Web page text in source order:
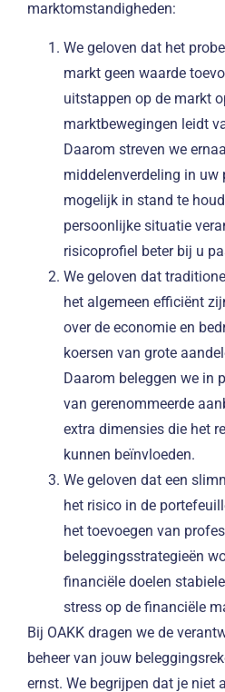
marktomstandigheden:
We geloven dat het
markt geen waarde
uitstappen op de markt
marktbewegingen leidt
Daarom streven we
middelenverdeling in uw
mogelijk in stand te
persoonlijke situatie
risicoprofiel beter bij u
We geloven dat
het algemeen efficiënt
over de economie en
koersen van grote
Daarom beleggen we in
van gerenommeerde
extra dimensies die het
kunnen beïnvloeden.
We geloven dat een
het risico in de
het toevoegen van
beleggingsstrategieën
financiële doelen
stress op de financiële
Bij OAKK dragen we de
beheer van jouw
ernst. We begrijpen dat je niet